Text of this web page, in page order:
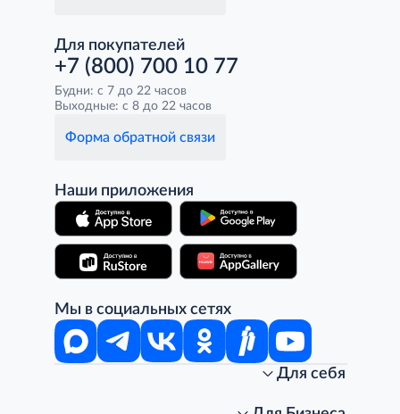
Для покупателей
+7 (800) 700 10 77
Будни: с 7 до 22 часов
Выходные: с 8 до 22 часов
Форма обратной связи
Наши приложения
Мы в социальных сетях
Для себя